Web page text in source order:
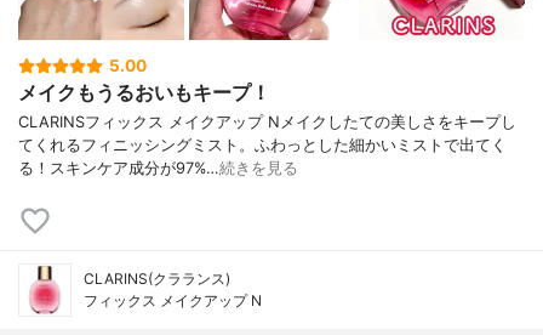
5.00
メイクもうるおいもキープ！
CLARINSフィックス メイクアップ Nメイクしたての美しさをキープし
てくれるフィニッシングミスト。ふわっとした細かいミストで出てく
る！スキンケア成分が97%…続きを見る
CLARINS(クラランス)
フィックス メイクアップ N